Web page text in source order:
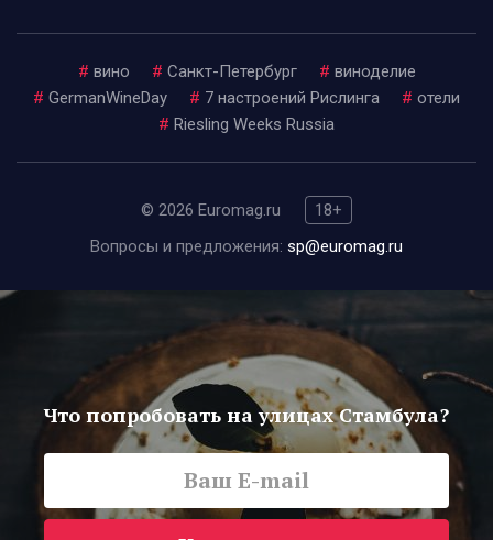
# вино # Санкт-Петербург # виноделие
# GermanWineDay # 7 настроений Рислинга # отели
# Riesling Weeks Russia
© 2026 Euromag.ru
18+
Вопросы и предложения: sp@euromag.ru
Что попробовать на улицах Стамбула?